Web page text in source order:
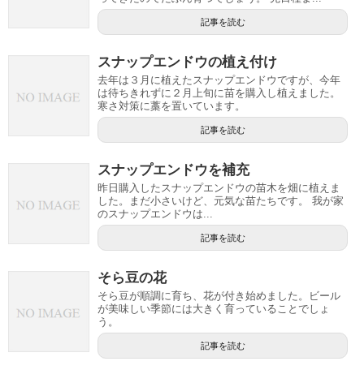
記事を読む
スナップエンドウの植え付け
去年は３月に植えたスナップエンドウですが、今年
は待ちきれずに２月上旬に苗を購入し植えました。
寒さ対策に藁を置いています。
記事を読む
スナップエンドウを補充
昨日購入したスナップエンドウの苗木を畑に植えま
した。まだ小さいけど、元気な苗たちです。 我が家
のスナップエンドウは...
記事を読む
そら豆の花
そら豆が順調に育ち、花が付き始めました。ビール
が美味しい季節には大きく育っていることでしょ
う。
記事を読む